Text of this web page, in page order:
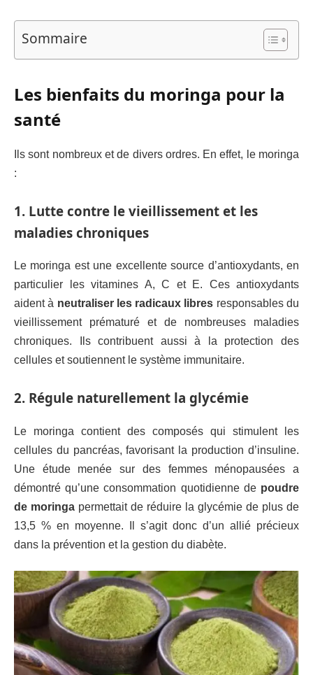
Sommaire
Les bienfaits du moringa pour la
santé
Ils sont nombreux et de divers ordres. En effet, le moringa
:
1. Lutte contre le vieillissement et les
maladies chroniques
Le moringa est une excellente source d’antioxydants, en
particulier les vitamines A, C et E. Ces antioxydants
aident à neutraliser les radicaux libres responsables du
vieillissement prématuré et de nombreuses maladies
chroniques. Ils contribuent aussi à la protection des
cellules et soutiennent le système immunitaire.
2. Régule naturellement la glycémie
Le moringa contient des composés qui stimulent les
cellules du pancréas, favorisant la production d’insuline.
Une étude menée sur des femmes ménopausées a
démontré qu’une consommation quotidienne de poudre
de moringa permettait de réduire la glycémie de plus de
13,5 % en moyenne. Il s’agit donc d’un allié précieux
dans la prévention et la gestion du diabète.